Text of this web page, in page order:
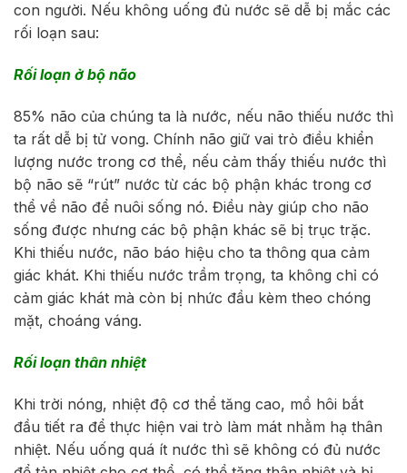
con người. Nếu không uống đủ nước sẽ dễ bị mắc các
rối loạn sau:
Rối loạn ở bộ não
85% não của chúng ta là nước, nếu não thiếu nước thì
ta rất dễ bị tử vong. Chính não giữ vai trò điều khiển
lượng nước trong cơ thể, nếu cảm thấy thiếu nước thì
bộ não sẽ “rút” nước từ các bộ phận khác trong cơ
thể về não để nuôi sống nó. Điều này giúp cho não
sống được nhưng các bộ phận khác sẽ bị trục trặc.
Khi thiếu nước, não báo hiệu cho ta thông qua cảm
giác khát. Khi thiếu nước trầm trọng, ta không chỉ có
cảm giác khát mà còn bị nhức đầu kèm theo chóng
mặt, choáng váng.
Rối loạn thân nhiệt
Khi trời nóng, nhiệt độ cơ thể tăng cao, mồ hôi bắt
đầu tiết ra để thực hiện vai trò làm mát nhằm hạ thân
nhiệt. Nếu uống quá ít nước thì sẽ không có đủ nước